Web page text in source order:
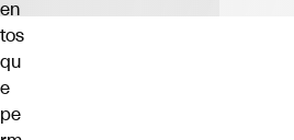
en
tos
qu
e
pe